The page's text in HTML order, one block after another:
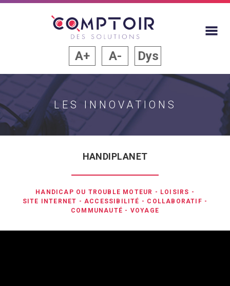
A+ A- Dys
LES INNOVATIONS
HANDIPLANET
HANDICAP OU TROUBLE MOTEUR - LOISIRS -
SITE INTERNET -ACCESSIBILITÉ - COLLABORATIF -
COMMUNAUTÉ - VOYAGE